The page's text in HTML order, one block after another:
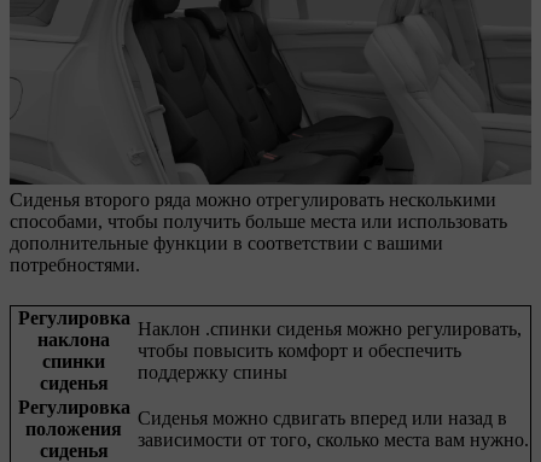
Сиденья второго ряда можно отрегулировать несколькими
способами, чтобы получить больше места или использовать
дополнительные функции в соответствии с вашими
потребностями.
Регулировка
наклона
спинки
сиденья
Наклон .спинки сиденья можно регулировать,
чтобы повысить комфорт и обеспечить
поддержку спины
Регулировка
положения
сиденья
Сиденья можно сдвигать вперед или назад в
зависимости от того, сколько места вам нужно.